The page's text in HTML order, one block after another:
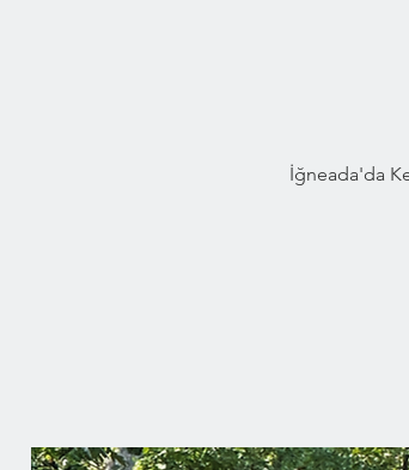
İğneada'da